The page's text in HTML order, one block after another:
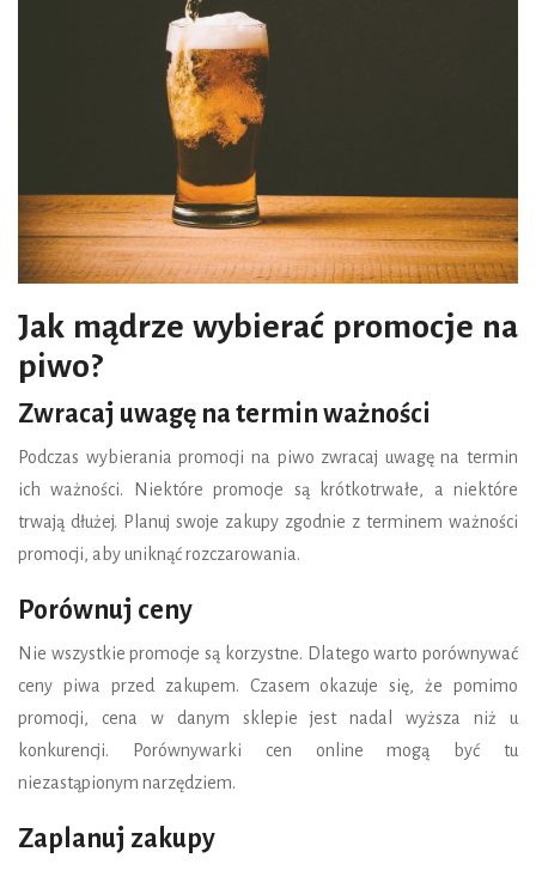
Jak mądrze wybierać promocje na
piwo?
Zwracaj uwagę na termin ważności
Podczas wybierania promocji na piwo zwracaj uwagę na termin
ich ważności. Niektóre promocje są krótkotrwałe, a niektóre
trwają dłużej. Planuj swoje zakupy zgodnie z terminem ważności
promocji, aby uniknąć rozczarowania.
Porównuj ceny
Nie wszystkie promocje są korzystne. Dlatego warto porównywać
ceny piwa przed zakupem. Czasem okazuje się, że pomimo
promocji, cena w danym sklepie jest nadal wyższa niż u
konkurencji. Porównywarki cen online mogą być tu
niezastąpionym narzędziem.
Zaplanuj zakupy